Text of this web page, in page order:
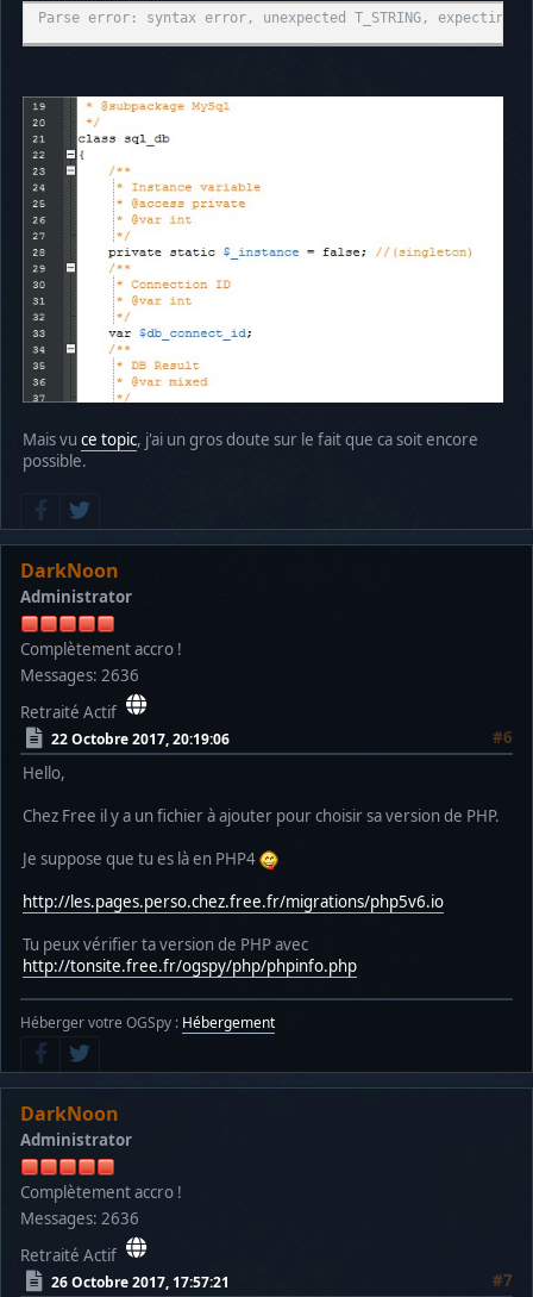
Parse error: syntax error, unexpected T_STRING, expecting
Mais vu ce topic, j'ai un gros doute sur le fait que ca soit encore
possible.
DarkNoon
Administrator
Complètement accro !
Messages: 2636
Retraité Actif
22 Octobre 2017, 20:19:06
#6
Hello,
Chez Free il y a un fichier à ajouter pour choisir sa version de PHP.
Je suppose que tu es là en PHP4
http://les.pages.perso.chez.free.fr/migrations/php5v6.io
Tu peux vérifier ta version de PHP avec
http://tonsite.free.fr/ogspy/php/phpinfo.php
Héberger votre OGSpy : Hébergement
DarkNoon
Administrator
Complètement accro !
Messages: 2636
Retraité Actif
26 Octobre 2017, 17:57:21 #7